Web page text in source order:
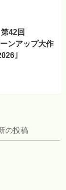
42回
ンアップ大作
｣
の投稿